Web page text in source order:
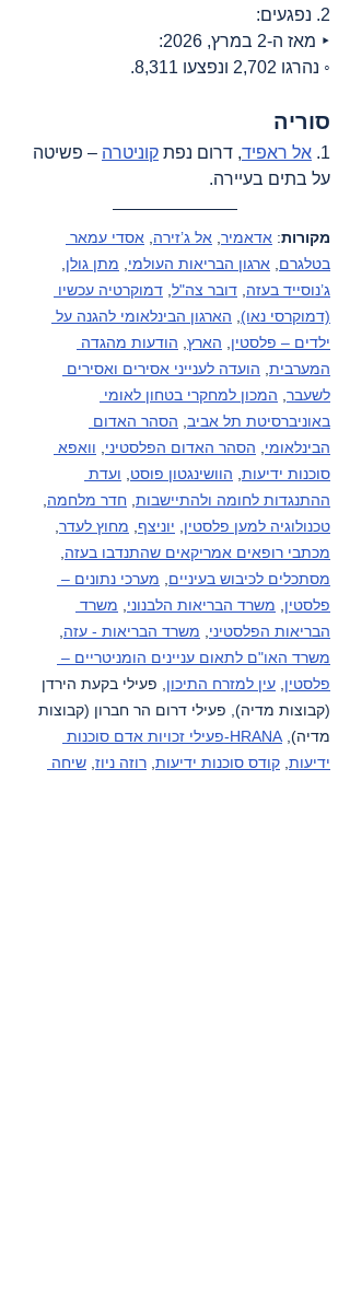
2. נפגעים:
‣ מאז ה-2 במרץ, 2026:
◦ נהרגו 2,702 ונפצעו 8,311.
סוריה
1. אל ראפיד, דרום נפת קוניטרה – פשיטה
על בתים בעיירה.
מקורות: אדאמיר אל ג’זירה
אסדי עמאר
בטלגרם
ארגון הבריאות העולמי מתן גולן
ג’נוסייד בעזה דובר צה"ל דמוקרטיה עכשיו
(דמוקרסי נאו)
הארגון הבינלאומי להגנה על
ילדים – פלסטין
הארץ הודעות מהגדה
המערבית הועדה לענייני אסירים ואסירים
לשעבר המכון למחקרי בטחון לאומי
באוניברסיטת תל אביב הסהר האדום
הבינלאומי
הסהר האדום הפלסטיני
וואפא
סוכנות ידיעות הוושינגטון פוסט
ועדת
ההתנגדות לחומה ולהתיישבות חדר מלחמה
טכנולוגיה למען פלסטין
יוניצף מחוץ לעדר
מכתבי רופאים אמריקאים שהתנדבו בעזה
מסתכלים לכיבוש בעיניים
מערכי נתונים –
פלסטין
משרד הבריאות הלבנוני
משרד
הבריאות הפלסטיני
משרד הבריאות - עזה
משרד האו"ם לתאום עניינים הומניטריים –
פלסטין עין למזרח התיכון , פעילי בקעת הירדן
(קבוצות מדיה), פעילי דרום הר חברון (קבוצות
מדיה),
HRANA-פעילי זכויות אדם סוכנות
ידיעות קודס סוכנות ידיעות רוזה ניוז שיחה